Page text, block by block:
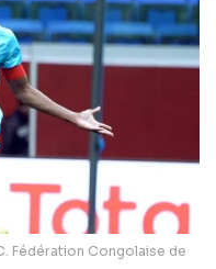
Fédération Congolaise de